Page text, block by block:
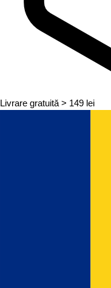
Livrare gratuită > 149 lei